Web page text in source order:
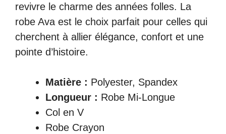
revivre le charme des années folles. La
robe Ava est le choix parfait pour celles qui
cherchent à allier élégance, confort et une
pointe d’histoire.
Matière : Polyester, Spandex
Longueur : Robe Mi-Longue
Col en V
Robe Crayon